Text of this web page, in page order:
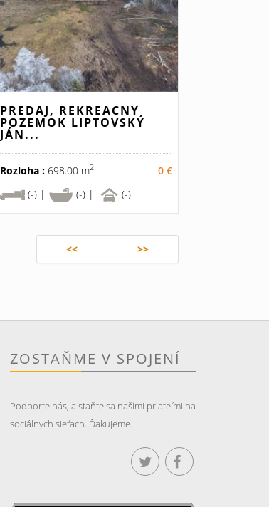
PREDAJ, REKREAČNÝ
POZEMOK LIPTOVSKÝ
JÁN...
Rozloha : 698.00 m2
0 €
(-) |
(-) | (-)
<< >>
ZOSTAŇME V SPOJENÍ
Podporte nás, a staňte sa našími priateľmi na
sociálnych sieťach. Ďakujeme.